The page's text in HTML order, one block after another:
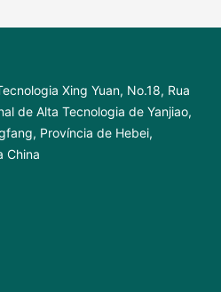
Xing Yuan, No.18, Rua
de Alta Tecnologia de Yanjiao,
Província de Hebei,
China